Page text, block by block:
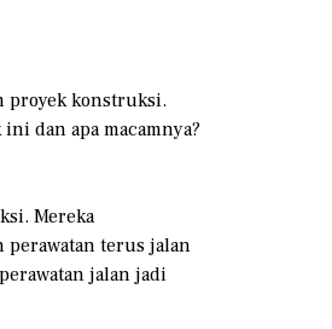
proyek konstruksi.
dan apa macamnya?
Mereka
perawatan terus jalan
jalan jadi